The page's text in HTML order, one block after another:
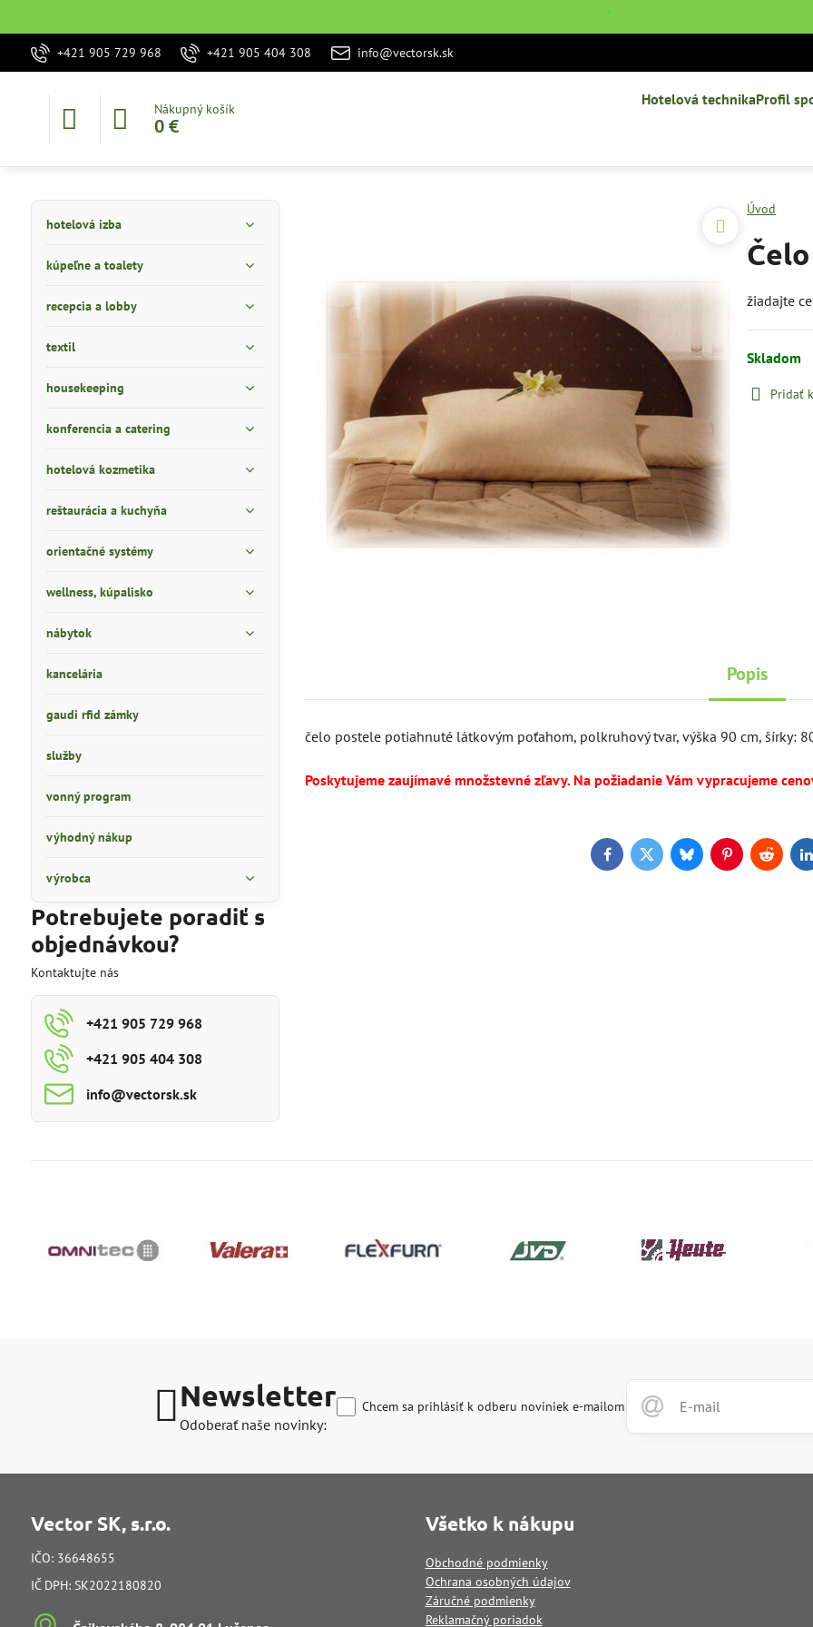
˙
+421 905 729 968 +421 905 404 308 info@vectorsk.sk
Nákupný košík
0 €
Hotelová technikaProfil
Úvod
žiadajte
Skladom
Pridať
Popis
čelo postele potiahnuté látkovým poťahom, polkruhový tvar, výška 90 cm, šírky:
Poskytujeme zaujímavé množstevné zľavy. Na požiadanie Vám vypracujeme
FacebookTwitterBlueskyPinterestReddit
hotelová izba
kúpeľne a toalety
recepcia a lobby
textil
housekeeping
konferencia a catering
hotelová kozmetika
reštaurácia a kuchyňa
orientačné systémy
wellness, kúpalisko
nábytok
kancelária
gaudi rfid zámky
služby
vonný program
výhodný nákup
výrobca
Potrebujete poradiť s
objednávkou?
Kontaktujte nás
+421 905 729 968
+421 905 404 308
info​@vectorsk​.sk
Newsletter
Odoberať naše novinky:
Chcem sa prihlásiť k odberu noviniek e-mailom
Vector SK, s.r.o.
IČO: 36648655
IČ DPH: SK2022180820
Všetko k nákupu
Obchodné podmienky
Ochrana osobných údajov
Záručné podmienky
Reklamačný poriadok